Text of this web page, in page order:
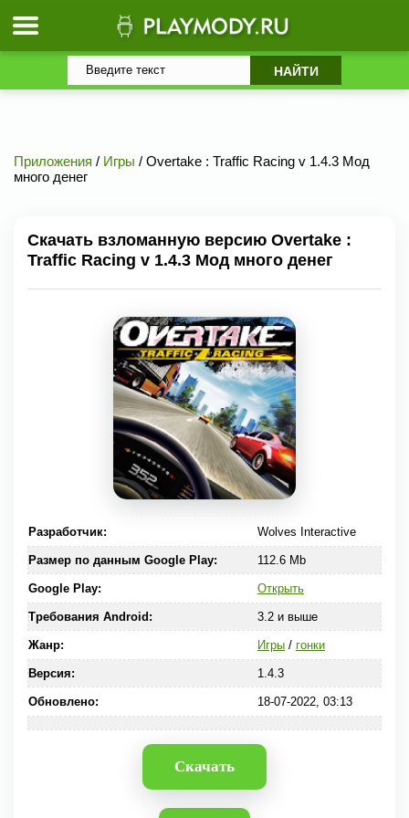
Приложения / Игры / Overtake : Traffic Racing v 1.4.3 Мод
много денег
Скачать взломанную версию Overtake :
Traffic Racing v 1.4.3 Мод много денег
Разработчик: Wolves Interactive
Размер по данным Google Play: 112.6 Mb
Google Play: Открыть
Требования Android: 3.2 и выше
Жанр: Игры/ гонки
Версия: 1.4.3
Обновлено: 18-07-2022, 03:13
Скачать